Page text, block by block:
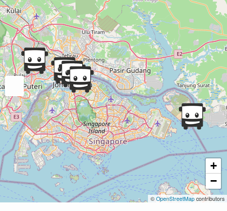
+
−
© OpenStreetMap contributors